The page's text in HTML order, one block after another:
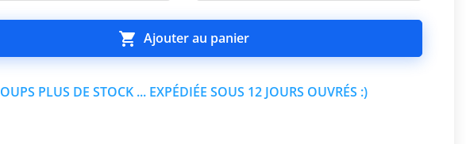
 Ajouter au panier
OUPS PLUS DE STOCK ... EXPÉDIÉE SOUS 12 JOURS OUVRÉS :)